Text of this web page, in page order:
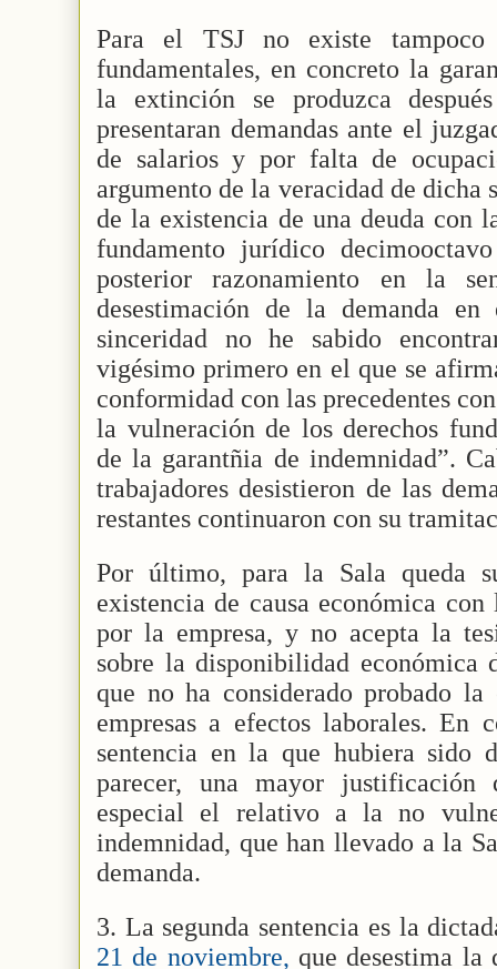
Para el TSJ no existe tampoco
fundamentales, en concreto la
la extinción se produzca
presentaran demandas ante el
de salarios y por falta de
argumento de la veracidad de dicha
de la existencia de una deuda con
fundamento jurídico
posterior razonamiento en la
desestimación de la demanda
sinceridad no he sabido
vigésimo primero en el que se
conformidad con las precedentes
la vulneración de los derechos
de la garantñia de indemnidad”.
trabajadores desistieron de las
restantes continuaron con su
Por último, para la Sala queda
existencia de causa económica
por la empresa, y no acepta la
sobre la disponibilidad económica
que no ha considerado probado
empresas a efectos laborales. En
sentencia en la que hubiera sido
parecer, una mayor justificación
especial el relativo a la no
indemnidad, que han llevado a la
demanda.
3. La segunda sentencia es la
21 de noviembre, que desestima la